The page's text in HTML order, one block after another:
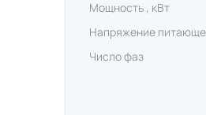
Мощность , кВт
Напряжение
Число фаз